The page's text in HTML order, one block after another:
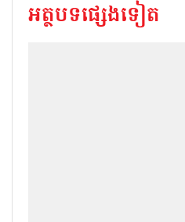
អត្ថបទផ្សេងទៀត